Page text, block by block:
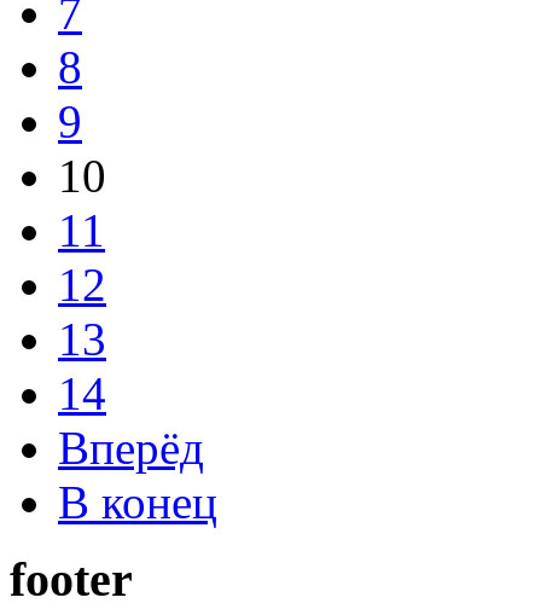
7
8
9
10
11
12
13
14
Вперёд
В конец
footer